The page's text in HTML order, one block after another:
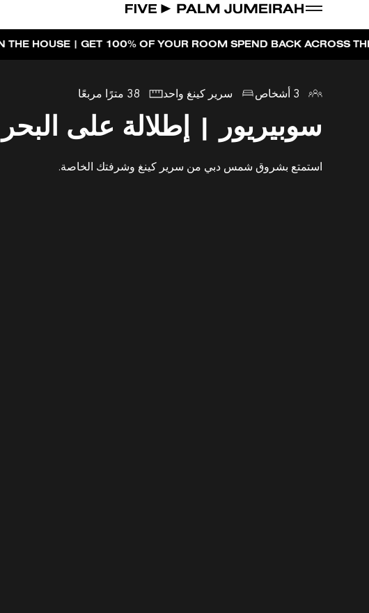
100% OF YOUR ROOM SPEND BACK ACROSS THE RESORT|
سوبيريور | إطلالة على البحر
استمتع بشروق شمس دبي من سرير كينغ وشرفتك الخاصة.
3 أشخاص سرير كينغ واحد 38 مترًا مربعًا